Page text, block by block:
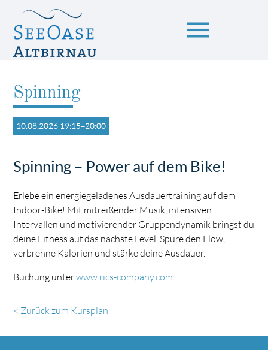
menu
Suchbegriffe
Spinning
10.08.2026 19:15–20:00
Spinning – Power auf dem Bike!
Erlebe ein energiegeladenes Ausdauertraining auf dem
Indoor-Bike! Mit mitreißender Musik, intensiven
Intervallen und motivierender Gruppendynamik bringst du
deine Fitness auf das nächste Level. Spüre den Flow,
verbrenne Kalorien und stärke deine Ausdauer.
Buchung unterwww.rics-company.com
< Zurück zum Kursplan